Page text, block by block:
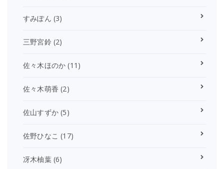
すみぽん (3)
三野宮鈴(2)
佐々木ほのか (11)
佐々木萌香 (2)
佐山すずか (5)
佐野ひなこ (17)
冴木柚葉(6)